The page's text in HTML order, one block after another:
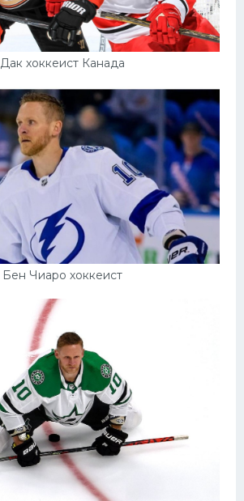
Дак хоккеист Канада
Бен Чиаро хоккеист